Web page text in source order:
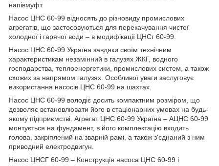
напівмуфт.
Насос ЦНС 60-99 відносять до різновиду промислових
агрегатів, що застосовуються для перекачування чистої
холодної і гарячої води – в модифікації ЦНСг 60-99.
Насос ЦНС 60-99 Україна завдяки своїм технічним
характеристикам незамінний в галузях ЖКГ, водного
господарства, теплоенергетики, промислових систем, а також
схожих за напрямом галузях. Особливої уваги заслуговує
використання насосів ЦНС 60-99 на шахтах.
Насос ЦНС 60-99 володіє досить компактним розміром, що
дозволяє встановлювати його в стаціонарних умовах на будь-
якому підприємстві. Агрегат ЦНС 60-99 Україна – АЦНС 60-99
монтується на фундамент, в його комплектацію входить
голова, закріплений на зварній рамі, а також з'єднаний з ним
приводний електродвигун.
Насос ЦНСГ 60-99 – Конструкція насоса ЦНС 60-99 і